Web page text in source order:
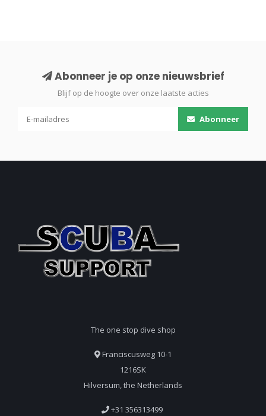
Abonneer je op onze nieuwsbrief
Blijf op de hoogte over onze laatste acties
Abonneer
The one stop dive shop
Franciscusweg 10-1
1216SK
Hilversum, the Netherlands
+31 356313499